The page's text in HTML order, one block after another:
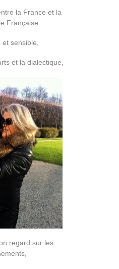
la France et la
Française
et sensible,
et la dialectique,
regard sur les